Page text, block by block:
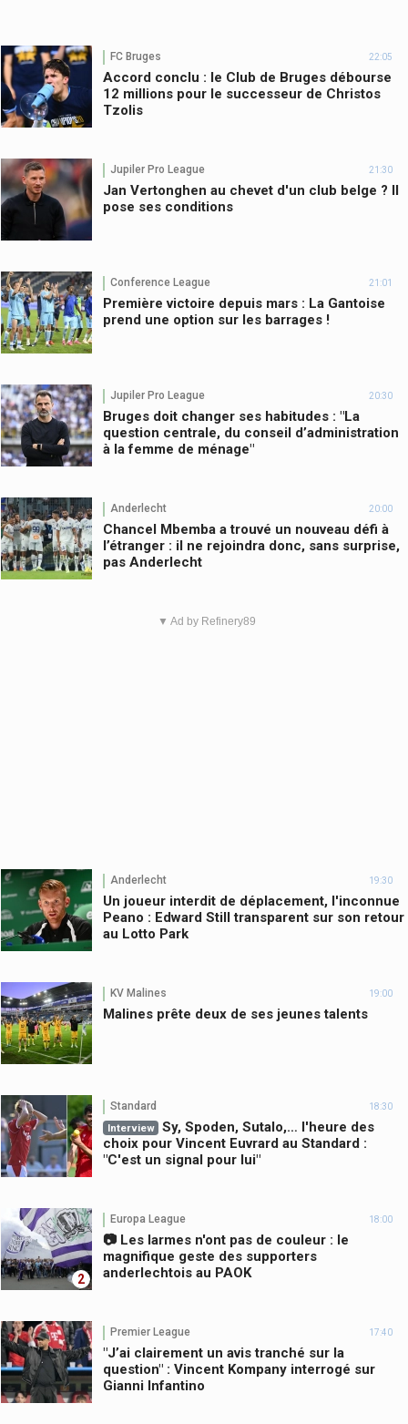
FC Bruges 22:05
Accord conclu : le Club de Bruges débourse
12 millions pour le successeur de Christos
Tzolis
Jupiler Pro League 21:30
Jan Vertonghen au chevet d'un club belge ? Il
pose ses conditions
Conference League 21:01
Première victoire depuis mars : La Gantoise
prend une option sur les barrages !
Jupiler Pro League 20:30
Bruges doit changer ses habitudes : "La
question centrale, du conseil d’administration
à la femme de ménage"
Anderlecht 20:00
Chancel Mbemba a trouvé un nouveau défi à
l’étranger : il ne rejoindra donc, sans surprise,
pas Anderlecht
▼ Ad by Refinery89
Anderlecht 19:30
Un joueur interdit de déplacement, l'inconnue
Peano : Edward Still transparent sur son retour
au Lotto Park
KV Malines 19:00
Malines prête deux de ses jeunes talents
Standard 18:30
Interview
Sy, Spoden, Sutalo,… l'heure des
choix pour Vincent Euvrard au Standard :
"C'est un signal pour lui"
2
Europa League 18:00
📷 Les larmes n'ont pas de couleur : le
magnifique geste des supporters
anderlechtois au PAOK
Premier League 17:40
"J’ai clairement un avis tranché sur la
question" : Vincent Kompany interrogé sur
Gianni Infantino